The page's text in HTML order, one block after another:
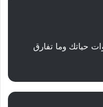
حياتك وما تفارق